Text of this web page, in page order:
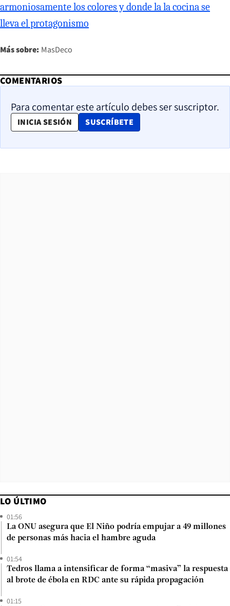
armoniosamente los colores y donde la la cocina se
lleva el protagonismo
Más sobre: MasDeco
COMENTARIOS
Para comentar este artículo debes ser suscriptor.
INICIA SESIÓN SUSCRÍBETE
OPENS IN NEW WINDOW
LO ÚLTIMO
01:56
La ONU asegura que El Niño podría empujar a 49 millones
de personas más hacia el hambre aguda
01:54
Tedros llama a intensificar de forma “masiva” la respuesta
al brote de ébola en RDC ante su rápida propagación
01:15